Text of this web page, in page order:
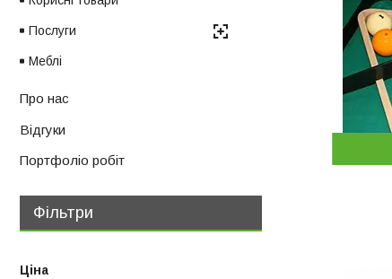
Послуги
Меблі
Про нас
Відгуки
Портфоліо робіт
Фільтри
Ціна